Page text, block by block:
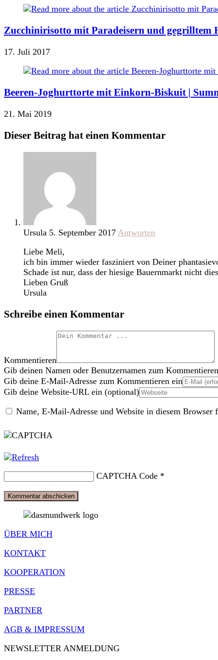
Zucchinirisotto mit Paradeisern und gegrilltem
17. Juli 2017
Beeren-Joghurttorte mit Einkorn-Biskuit |
21. Mai 2019
Dieser Beitrag hat einen Kommentar
Ursula 5. September 2017 Antworten
Liebe Meli,
ich bin immer wieder fasziniert von Deiner
Schade ist nur, dass der hiesige Bauernmarkt nicht
Lieben Gruß
Ursula
Schreibe einen Kommentar
Kommentieren
Gib deinen Namen oder Benutzernamen zum
Gib deine E-Mail-Adresse zum Kommentieren ein
Gib deine Website-URL ein (optional)
Name, E-Mail-Adresse und Website in diesem Browser
CAPTCHA Code *
ÜBER MICH
KONTAKT
KOOPERATION
PRESSE
PARTNER
AGB & IMPRESSUM
NEWSLETTER ANMELDUNG